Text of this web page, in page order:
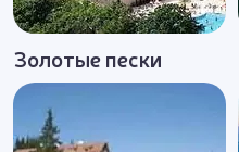
Золотые пески